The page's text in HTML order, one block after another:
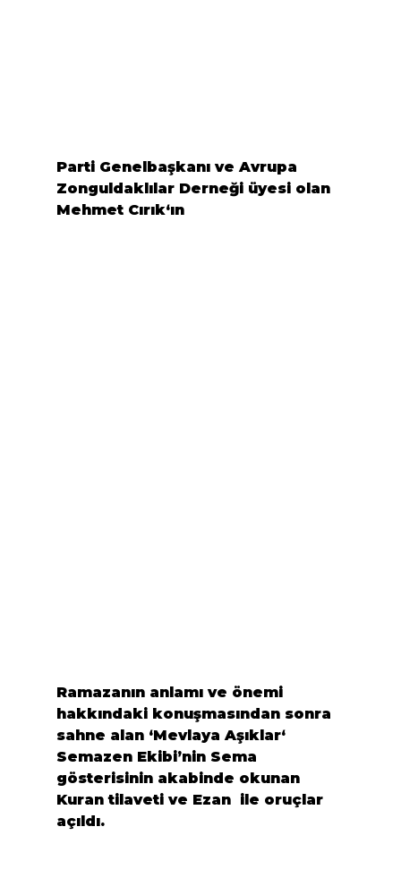
Parti Genelbaşkanı ve Avrupa
Zonguldaklılar Derneği üyesi olan
Mehmet Cırık‘ın
Ramazanın anlamı ve önemi
hakkındaki konuşmasından sonra
sahne alan ‘Mevlaya Aşıklar‘
Semazen Ekibi’nin Sema
gösterisinin akabinde okunan
Kuran tilaveti ve Ezan  ile oruçlar
açıldı.